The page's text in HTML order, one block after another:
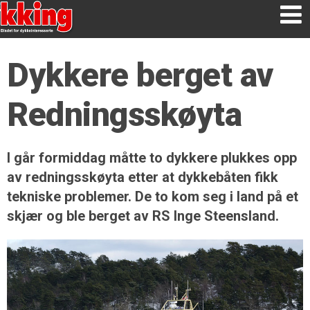
Dykkere berget av
Redningsskøyta
I går formiddag måtte to dykkere plukkes opp
av redningsskøyta etter at dykkebåten fikk
tekniske problemer. De to kom seg i land på et
skjær og ble berget av RS Inge Steensland.